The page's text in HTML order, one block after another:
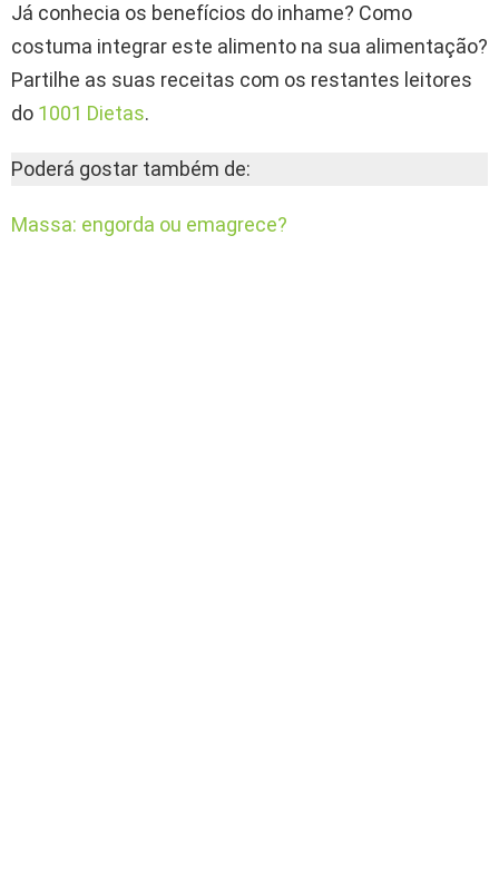
Já conhecia os benefícios do inhame? Como
costuma integrar este alimento na sua alimentação?
Partilhe as suas receitas com os restantes leitores
do 1001 Dietas.
Poderá gostar também de:
Massa: engorda ou emagrece?